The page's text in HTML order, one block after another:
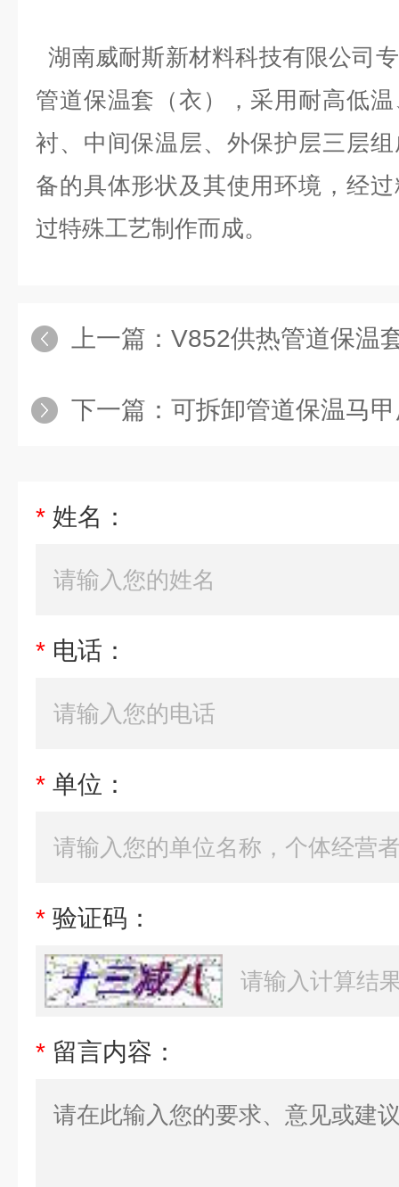
湖南威耐斯新材料科技有限公司
管道保温套（衣），采用耐高低
衬、中间保温层、外保护层三层
备的具体形状及其使用环境，经
过特殊工艺制作而成。
上一篇： V852供热管道保温
下一篇： 可拆卸管道保温马
* 姓名：
* 电话：
* 单位：
* 验证码：
* 留言内容：